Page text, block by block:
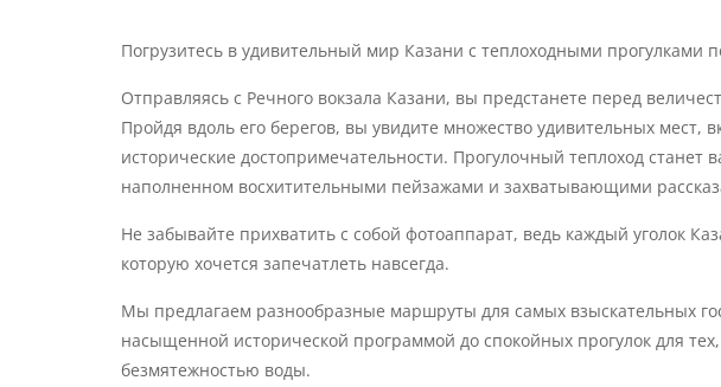
Погрузитесь в удивительный мир Казани с теплоходными прогулками
Отправляясь с Речного вокзала Казани, вы предстанете перед
Пройдя вдоль его берегов, вы увидите множество удивительных мест,
исторические достопримечательности. Прогулочный теплоход
наполненном восхитительными пейзажами и захватывающими
Не забывайте прихватить с собой фотоаппарат, ведь каждый уголок
которую хочется запечатлеть навсегда.
Мы предлагаем разнообразные маршруты для самых взыскательных
насыщенной исторической программой до спокойных прогулок для
безмятежностью воды.